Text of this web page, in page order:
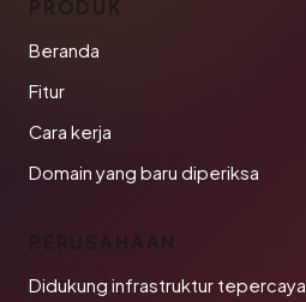
PRODUK
Beranda
Fitur
Cara kerja
Domain yang baru diperiksa
PERUSAHAAN
Didukung infrastruktur tepercaya